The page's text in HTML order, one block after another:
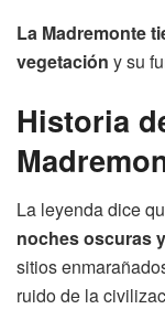
La Madremonte
vegetación y su
Historia
La leyenda dice
noches oscuras
sitios
ruido de la